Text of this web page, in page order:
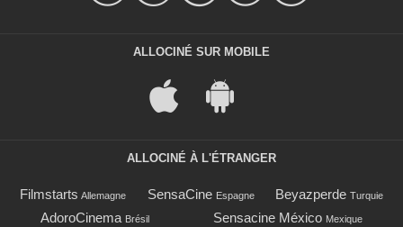
ALLOCINÉ SUR MOBILE
ALLOCINÉ À L'ÉTRANGER
Filmstarts Allemagne SensaCine Espagne Beyazperde Turquie
AdoroCinema Brésil Sensacine México Mexique